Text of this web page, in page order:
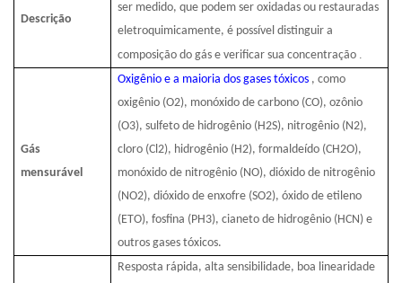
Descrição
ser medido, que podem ser oxidadas ou restauradas
eletroquimicamente, é possível distinguir a
composição do gás e verificar sua concentração .
Gás
mensurável
Oxigênio e a maioria dos gases tóxicos , como
oxigênio (O2), monóxido de carbono (CO), ozônio
(O3), sulfeto de hidrogênio (H2S), nitrogênio (N2),
cloro (Cl2), hidrogênio (H2), formaldeído (CH2O),
monóxido de nitrogênio (NO), dióxido de nitrogênio
(NO2), dióxido de enxofre (SO2), óxido de etileno
(ETO), fosfina (PH3), cianeto de hidrogênio (HCN) e
outros gases tóxicos.
Resposta rápida, alta sensibilidade, boa linearidade